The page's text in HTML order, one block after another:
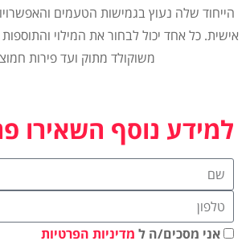
הייחוד שלה נעוץ בגמישות הטעמים
אישית. כל אחד יכול לבחור את המילוי
משוקולד מתוק ועד פירות
למידע נוסף השאירו
אני מסכים/ה ל מדיניות הפרטיות